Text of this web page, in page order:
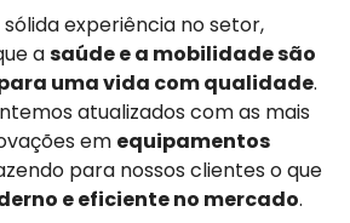
experiência no setor,
asaúde e a mobilidade são
uma vida com qualidade.
atualizados com as mais
em equipamentos
para nossos clientes o que
e eficiente no mercado.